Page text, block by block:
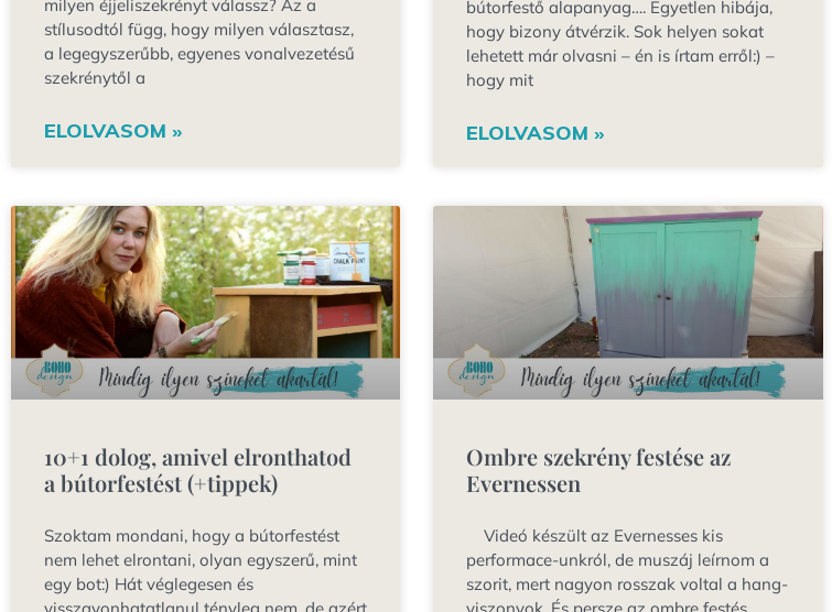
milyen éjjeliszekrényt válassz? Az a
stílusodtól függ, hogy milyen választasz,
a legegyszerűbb, egyenes vonalvezetésű
szekrénytől a
ELOLVASOM »
bútorfestő alapanyag…. Egyetlen hibája,
hogy bizony átvérzik. Sok helyen sokat
lehetett már olvasni – én is írtam erről:) –
hogy mit
ELOLVASOM »
10+1 dolog, amivel elronthatod
a bútorfestést (+tippek)
Szoktam mondani, hogy a bútorfestést
nem lehet elrontani, olyan egyszerű, mint
egy bot:) Hát véglegesen és
Ombre szekrény festése az
Evernessen
Videó készült az Evernesses kis
performace-unkról, de muszáj leírnom a
szorit, mert nagyon rosszak voltal a hang-